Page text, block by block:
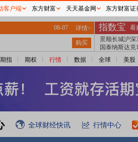
期指 期权 行情 数据 全球 美股
全球财经快讯 行情中心
客户端 东方财富 天天基金网 东方财富证